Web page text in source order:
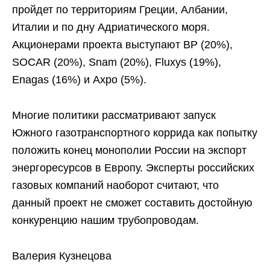
пройдет по территориям Греции, Албании,
Италии и по дну Адриатического моря.
Акционерами проекта выступают BP (20%),
SOCAR (20%), Snam (20%), Fluxys (19%),
Enagas (16%) и Axpo (5%).
Многие политики рассматривают запуск
Южного газотранспортного коррида как попытку
положить конец монополии России на экспорт
энергоресурсов в Европу. Эксперты российских
газовых компаний наоборот считают, что
данный проект не сможет составить достойную
конкуренцию нашим трубопроводам.
Валерия Кузнецова